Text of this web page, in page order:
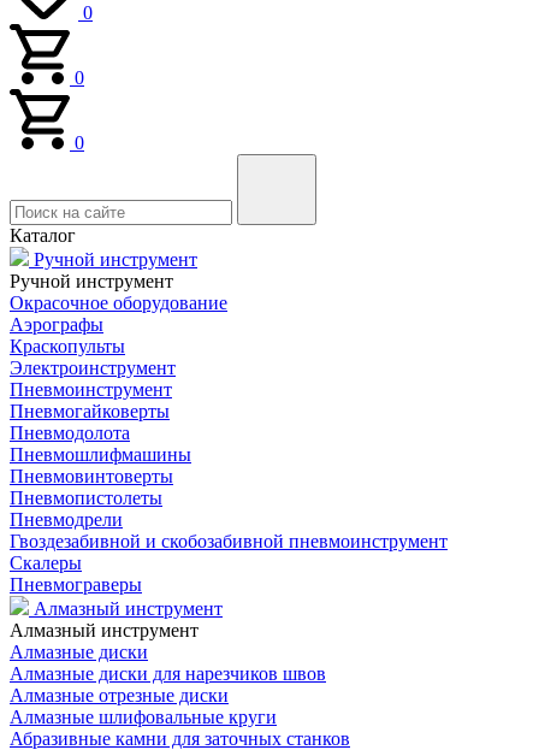
0
0
0
Каталог
Ручной инструмент
Ручной инструмент
Окрасочное оборудование
Аэрографы
Краскопульты
Электроинструмент
Пневмоинструмент
Пневмогайковерты
Пневмодолота
Пневмошлифмашины
Пневмовинтоверты
Пневмопистолеты
Пневмодрели
Гвоздезабивной и скобозабивной пневмоинструмент
Скалеры
Пневмограверы
Алмазный инструмент
Алмазный инструмент
Алмазные диски
Алмазные диски для нарезчиков швов
Алмазные отрезные диски
Алмазные шлифовальные круги
Абразивные камни для заточных станков